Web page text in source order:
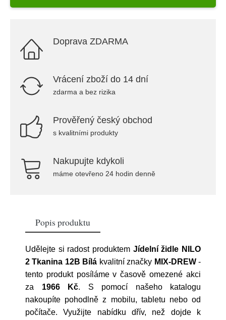
Doprava ZDARMA
Vrácení zboží do 14 dní
zdarma a bez rizika
Prověřený český obchod
s kvalitními produkty
Nakupujte kdykoli
máme otevřeno 24 hodin denně
Popis produktu
Udělejte si radost produktem Jídelní židle NILO
2 Tkanina 12B Bílá kvalitní značky MIX-DREW-
tento produkt posíláme v časově omezené akci
za 1966 Kč. S pomocí našeho katalogu
nakoupíte pohodlně z mobilu, tabletu nebo od
počítače. Využijte nabídku dřív, než dojde k